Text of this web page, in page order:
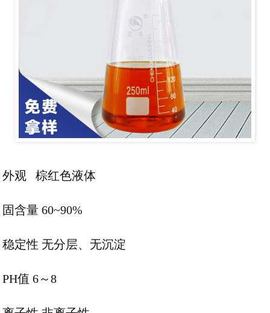
外观棕红色液体
固含量 60~90%
稳定性 无分层、无沉淀
PH值 6～8